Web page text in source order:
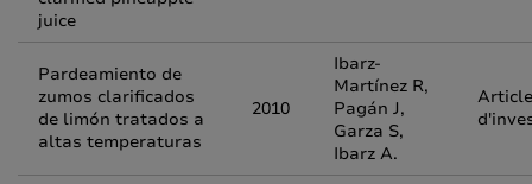
juice
Pardeamiento de
zumos clarificados
de limón tratados a
altas temperaturas
2010
Ibarz-
Martínez R,
Pagán J,
Garza S,
Ibarz A.
Article